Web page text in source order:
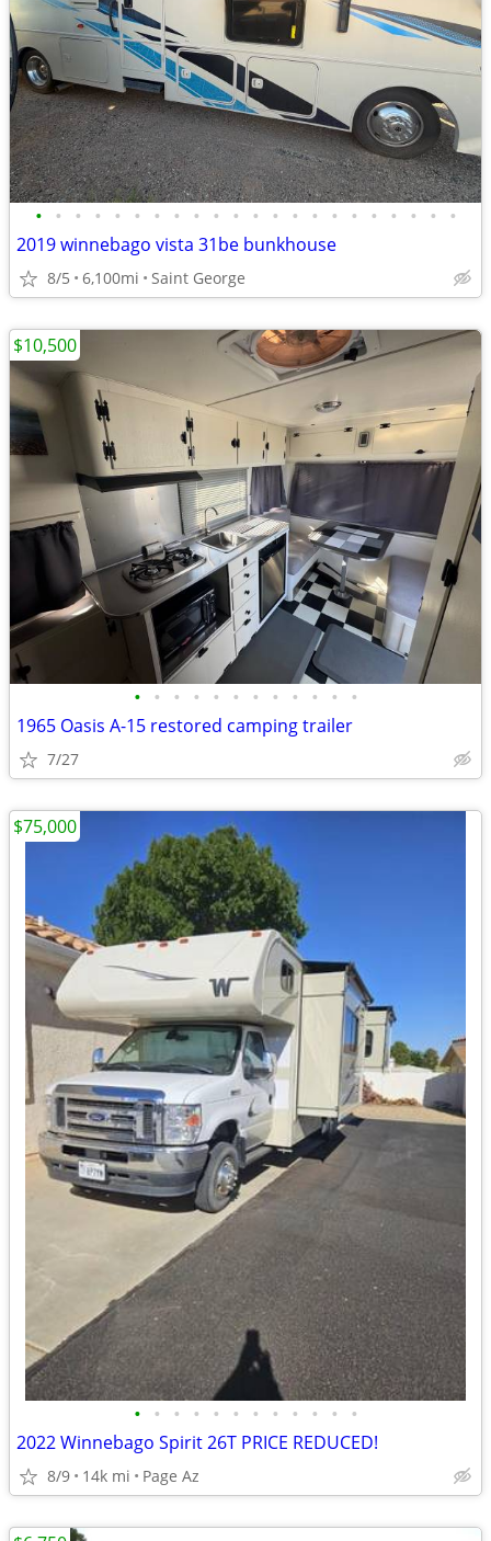
• • • • • • • • • • • • • • • • • • • • • •
2019 winnebago vista 31be bunkhouse
8/5 6,100mi Saint George
• • • • • • • • • • • •
1965 Oasis A-15 restored camping trailer
7/27
$10,500
• • • • • • • • • • • •
2022 Winnebago Spirit 26T PRICE REDUCED!
8/9 14k mi Page Az
$75,000